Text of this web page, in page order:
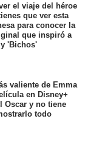
el viaje del héroe
que ver esta
para conocer la
que inspiró a
'Bichos'
valiente de Emma
en Disney+
Oscar y no tiene
todo